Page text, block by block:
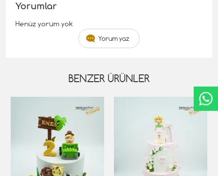
Yorumlar
Henüz yorum yok
Yorum yaz
BENZER ÜRÜNLER